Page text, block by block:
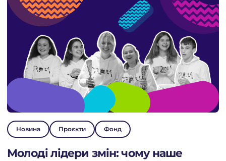
Новина Проєкти Фонд
Молоді лідери змін: чому наше